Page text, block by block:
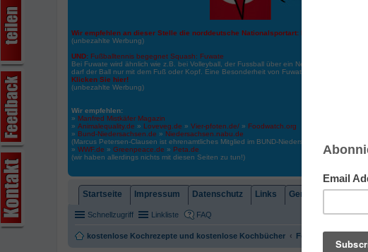
Wir empfehlen an dieser Stelle die norddeutsche Nationalsportart:
(unbezahlte Werbung)
UND: Fußballtennis begegnet Squash: Fuwate
Bei Fuwate wird ähnlich wie z.B. bei Volleyball, der Fussball über ein Netz gespielt.
darf der Ball nur mit dem Fuß oder Kopf. Eine Besonderheit von Fuwate ist, dass der Ball
Klicken Sie hier!
(unbezahlte Werbung)
Wir empfehlen:
» Manfred Mistkäfer Magazin
» Animalequality.de » Loveveg.de » Vier-pfoten.de/ » Foodwatch.org
» Bund-Niedersachsen.de » Niedersachsen.nabu.de
(Marcus Petersen-Clausen ist ehrenamtliches Mitglied im BUND-Niedersachsen und
» WWF.de » Greenpeace.de » Peta.de
(wir haben allerdings nichts mit diesen Seiten zu tun!)
Startseite Impressum Datenschutz Links Gemeindebrief
Schnellzugriff Linkliste FAQ
kostenlose Kochrezepte und kostenlose Kochbücher Foren-Übersicht